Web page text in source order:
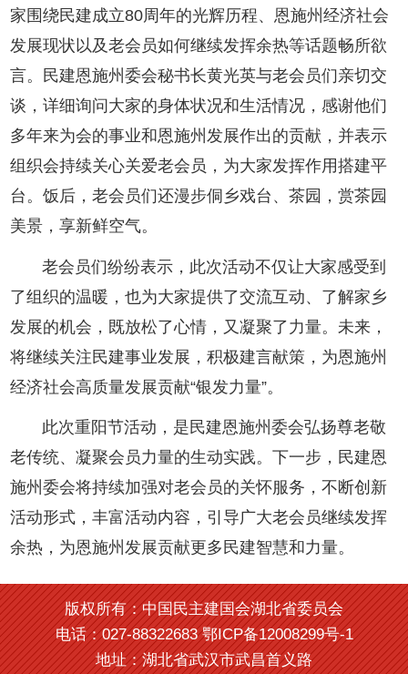
家围绕民建成立80周年的光辉历程、恩施州经济社会
发展现状以及老会员如何继续发挥余热等话题畅所欲
言。民建恩施州委会秘书长黄光英与老会员们亲切交
谈，详细询问大家的身体状况和生活情况，感谢他们
多年来为会的事业和恩施州发展作出的贡献，并表示
组织会持续关心关爱老会员，为大家发挥作用搭建平
台。饭后，老会员们还漫步侗乡戏台、茶园，赏茶园
美景，享新鲜空气。
老会员们纷纷表示，此次活动不仅让大家感受到
了组织的温暖，也为大家提供了交流互动、了解家乡
发展的机会，既放松了心情，又凝聚了力量。未来，
将继续关注民建事业发展，积极建言献策，为恩施州
经济社会高质量发展贡献“银发力量”。
此次重阳节活动，是民建恩施州委会弘扬尊老敬
老传统、凝聚会员力量的生动实践。下一步，民建恩
施州委会将持续加强对老会员的关怀服务，不断创新
活动形式，丰富活动内容，引导广大老会员继续发挥
余热，为恩施州发展贡献更多民建智慧和力量。
版权所有：中国民主建国会湖北省委员会
电话：027-88322683 鄂ICP备12008299号-1
地址：湖北省武汉市武昌首义路